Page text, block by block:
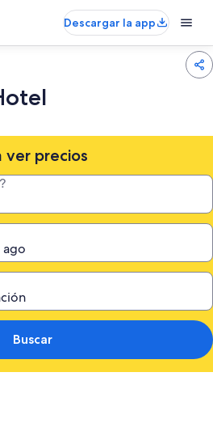
Descargar la app
ver precios
Buscar